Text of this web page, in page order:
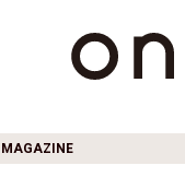
MAGAZINE